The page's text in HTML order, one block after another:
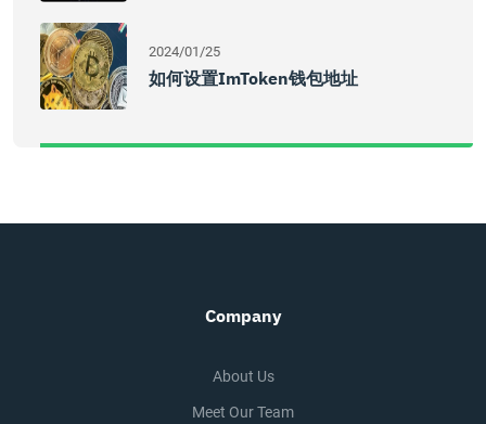
2024/01/25
如何设置imToken钱包地址
Company
About Us
Meet Our Team